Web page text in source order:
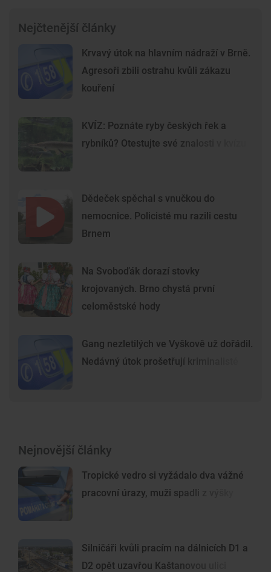
Nejčtenější články
Krvavý útok na hlavním nádraží v Brně.
Agresoři zbili ostrahu kvůli zákazu
kouření
KVÍZ: Poznáte ryby českých řek a
rybníků? Otestujte své znalosti v kvízu
Dědeček spěchal s vnučkou do
nemocnice. Policisté mu razili cestu
Brnem
Na Svoboďák dorazí stovky
krojovaných. Brno chystá první
celoměstské hody
Gang nezletilých ve Vyškově už dořádil.
Nedávný útok prošetřují kriminalisté
Nejnovější články
Tropické vedro si vyžádalo dva vážné
pracovní úrazy, muži spadli z výšky
Silničáři kvůli pracím na dálnicích D1 a
D2 opět uzavřou Kaštanovou ulici